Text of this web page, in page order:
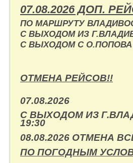
07.08.2026 ДОП.
ПО МАРШРУТУ
С ВЫХОДОМ ИЗ
С ВЫХОДОМ С О.ПОПОВА
ОТМЕНА РЕЙСОВ!!
07.08.2026
С ВЫХОДОМ ИЗ
19:30
08.08.2026 ОТМЕНА
ПО ПОГОДНЫМ